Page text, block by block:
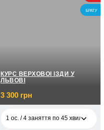
БРАТУ
КУРС ВЕРХОВОЇ ЇЗДИ У
ЛЬВОВІ
3 300 грн
1 ос. / 4 заняття по 45 хвилин